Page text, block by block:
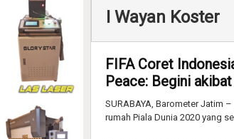
I Wayan Koster
FIFA Coret
Peace: Begini
SURABAYA, Barometer Jatim
rumah Piala Dunia 2020 yang